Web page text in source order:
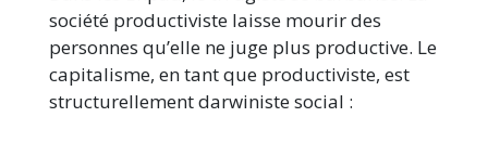
société productiviste laisse mourir des
personnes qu’elle ne juge plus productive. Le
capitalisme, en tant que productiviste, est
structurellement darwiniste social :